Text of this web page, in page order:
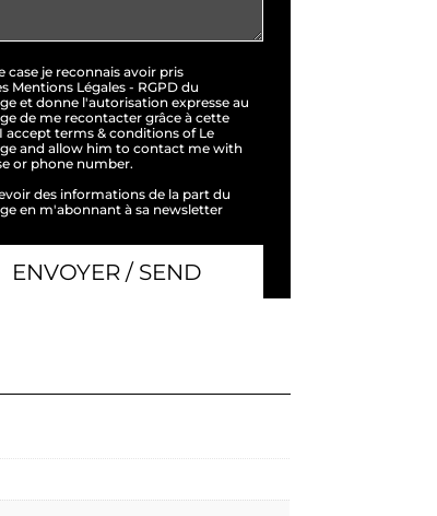
case je reconnais avoir pris
Mentions Légales - RGPD du
et donne l'autorisation expresse au
de me recontacter grâce à cette
accept terms & conditions of Le
and allow him to contact me with
or phone number.
des informations de la part du
en m'abonnant à sa newsletter